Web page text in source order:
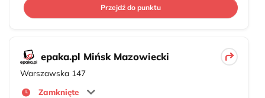
Przejdź do punktu
epaka.pl Mińsk Mazowiecki
Warszawska 147
Zamknięte